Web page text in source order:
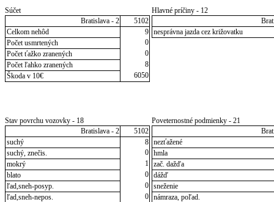
Súčet
Bratislava - 2
5102
Celkom nehôd
9
Počet usmrtených
0
Počet ťažko zranených
0
Počet ľahko zranených
8
Škoda v 10€
6050
Hlavné príčiny - 12
nesprávna jazda cez križovatku
Stav povrchu vozovky - 18
Bratislava - 2
5102
suchý
8
suchý, znečis.
0
mokrý
1
blato
0
ľad,sneh-posyp.
0
ľad,sneh-nepos.
0
Poveternostné podmienky - 21
nezťažené
hmla
zač. dažďa
dážď
sneženie
námraza, poľad.